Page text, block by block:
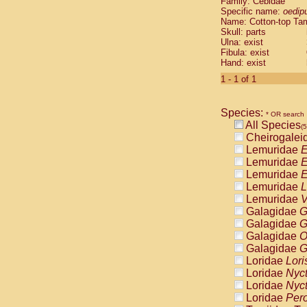
Cebidae
Cebidae
Cebidae
Cebidae
Cebidae
Cebidae
Cebidae
Cebidae
Cebidae
Cebidae
Cebidae
Cebidae
Atelidae
Atelidae
Atelidae
Atelidae
Atelidae
Atelidae
Atelidae
Atelidae
Atelidae
Atelidae
Pitheciidae
Specific name:
Name: Cotton-top
Skull: parts
Ulna: exist
Fibula: exist
Hand: exist
1 - 1 of 1
Species: * OR search
All Species
Lemuridae
Lemuridae
Lemuridae
Lemuridae
Lemuridae
Galagidae
Galagidae
Galagidae
Galagidae
Loridae
Loridae
Loridae
Loridae